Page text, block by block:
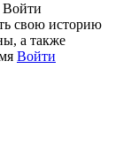
Войти
свою историю
а также
Войти